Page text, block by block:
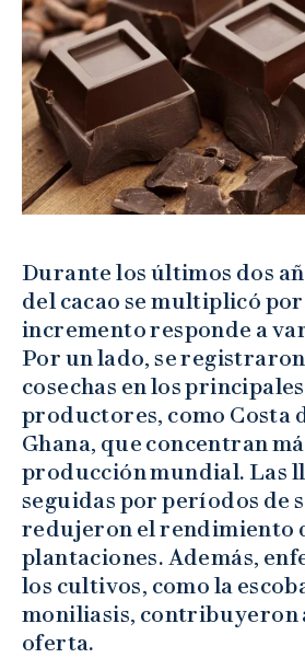
Durante los últimos dos
del cacao se multiplicó
incremento responde a
Por un lado, se
cosechas en los
productores, como Costa
Ghana, que concentran
producción mundial. Las
seguidas por períodos de
redujeron el rendimiento
plantaciones. Además,
los cultivos, como la
moniliasis, contribuyeron
oferta.